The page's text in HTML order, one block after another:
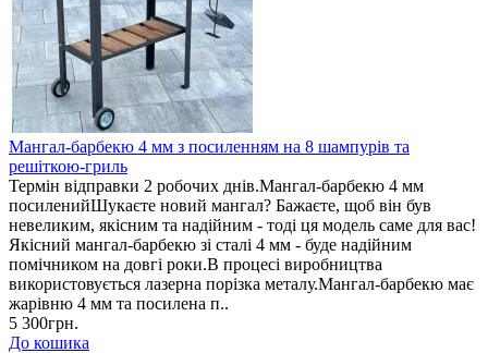
Мангал-барбекю 4 мм з посиленням на 8 шампурів та
решіткою-гриль
Термін відправки 2 робочих днів.Мангал-барбекю 4 мм
посиленийШукаєте новий мангал? Бажаєте, щоб він був
невеликим, якісним та надійним - тоді ця модель саме для вас!
Якісний мангал-барбекю зі сталі 4 мм - буде надійним
помічником на довгі роки.В процесі виробництва
використовується лазерна порізка металу.Мангал-барбекю має
жарівню 4 мм та посилена п..
5 300грн.
До кошика